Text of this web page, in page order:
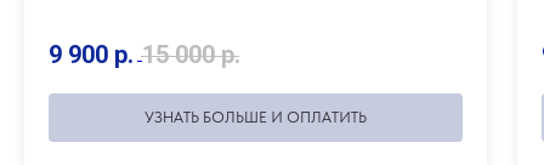
9 900 р. 15 000 р.
УЗНАТЬ БОЛЬШЕ И ОПЛАТИТЬ